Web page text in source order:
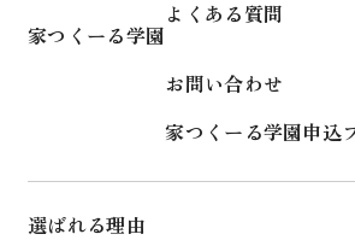
家つくーる学園
よくある質問
お問い合わせ
家つくーる学園申込
選ばれる理由